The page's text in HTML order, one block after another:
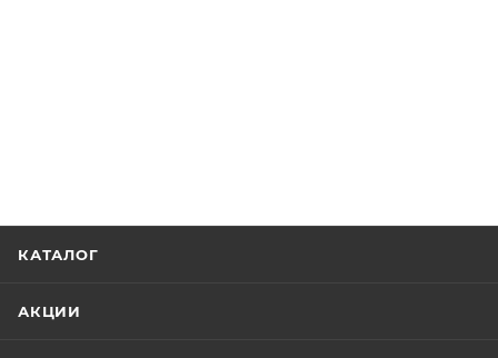
КАТАЛОГ
АКЦИИ